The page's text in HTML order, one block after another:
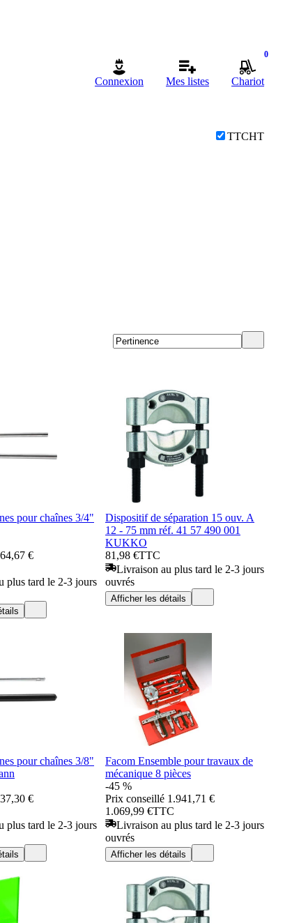
Connexion Mes listes
0
Chariot
TTCHT
pour chaînes 3/4"
64,67 €
plus tard le 2-3 jours
Dispositif de séparation 15 ouv. A
12 - 75 mm réf. 41 57 490 001
KUKKO
81,98 €TTC
Livraison au plus tard le 2-3 jours
ouvrés
Afficher les détails
pour chaînes 3/8"
37,30 €
plus tard le 2-3 jours
Facom Ensemble pour travaux de
mécanique 8 pièces
-45 %
Prix conseillé 1.941,71 €
1.069,99 €TTC
Livraison au plus tard le 2-3 jours
ouvrés
Afficher les détails